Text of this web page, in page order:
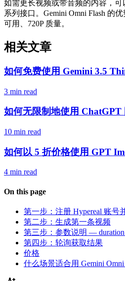
如需更长视频或带音频的内容，可
系列接口。Gemini Omni Flash 的
可用、720P 质量。
相关文章
如何免费使用 Gemini 3.5
3 min read
如何无限制地使用 ChatGPT
10 min read
如何以 5 折价格使用 GPT
4 min read
On this page
第一步：注册 Hypereal 账号
第二步：生成第一条视频
第三步：参数说明 — duration
第四步：轮询获取结果
价格
什么场景适合用 Gemini Omni